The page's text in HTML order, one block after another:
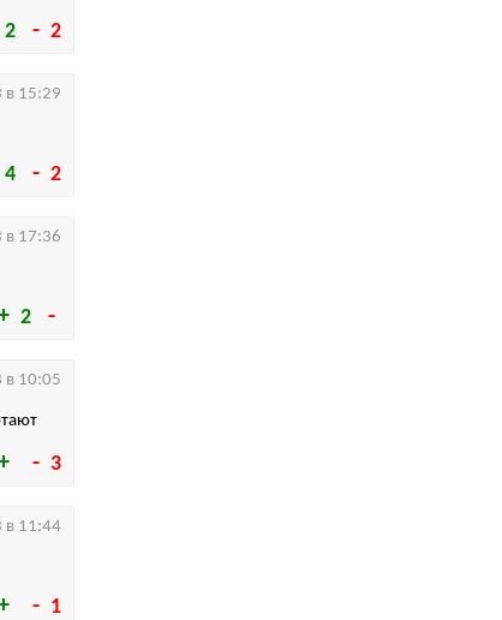
2 2
4 2
в 15:29
2
в 17:36
3
в 10:05
1
в 11:44